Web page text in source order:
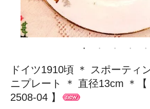
ドイツ1910頃 ＊ スポーティ
ニプレート ＊ 直径13cm ＊【
2508-04 】